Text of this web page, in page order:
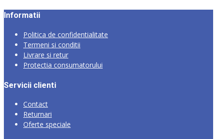
Informatii
Politica de confidentialitate
Termeni si conditii
Livrare si retur
Protectia consumatorului
Servicii clienti
Contact
Returnari
Oferte speciale